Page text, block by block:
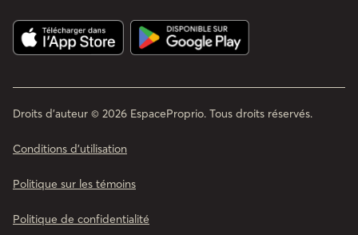
Droits d'auteur © 2026 EspaceProprio. Tous droits réservés.
Conditions d’utilisation
Politique sur les témoins
Politique de confidentialité